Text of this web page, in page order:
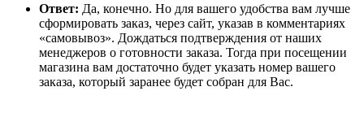
Ответ: Да, конечно. Но для вашего удобства вам лучше
сформировать заказ, через сайт, указав в комментариях
«самовывоз». Дождаться подтверждения от наших
менеджеров о готовности заказа. Тогда при посещении
магазина вам достаточно будет указать номер вашего
заказа, который заранее будет собран для Вас.